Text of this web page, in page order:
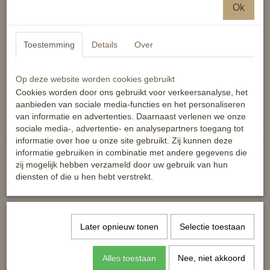
mogelijk om de slofteugel aan de ringetjes van de singel zelf
eenvoudig en snel te bevestigen
Specificaties
Productcode 8719075732175
EAN code 8719075732175
Reacties
Ook interessant
Ok
Toestemming Details Over
Op deze website worden cookies gebruikt
Cookies worden door ons gebruikt voor verkeersanalyse, het
aanbieden van sociale media-functies en het personaliseren
van informatie en advertenties. Daarnaast verlenen we onze
sociale media-, advertentie- en analysepartners toegang tot
informatie over hoe u onze site gebruikt. Zij kunnen deze
informatie gebruiken in combinatie met andere gegevens die
zij mogelijk hebben verzameld door uw gebruik van hun
diensten of die u hen hebt verstrekt.
Later opnieuw tonen Selectie toestaan
Alles toestaan Nee, niet akkoord